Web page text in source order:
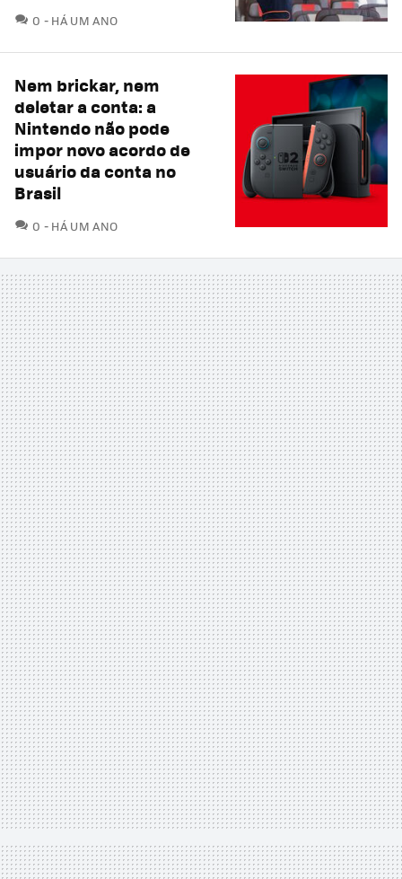
0 COMENTÁRIOS
HÁ UM ANO
Nem brickar, nem
deletar a conta: a
Nintendo não pode
impor novo acordo de
usuário da conta no
Brasil
0 COMENTÁRIOS
HÁ UM ANO